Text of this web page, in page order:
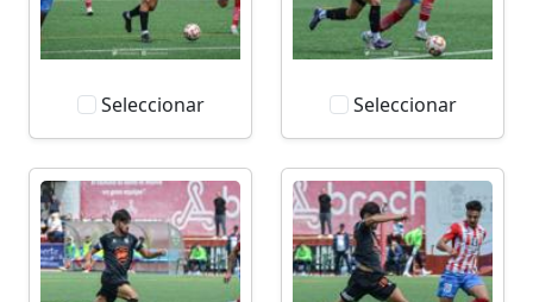
Seleccionar Seleccionar